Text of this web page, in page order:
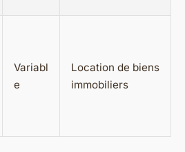
Variabl
e
Location de biens
immobiliers